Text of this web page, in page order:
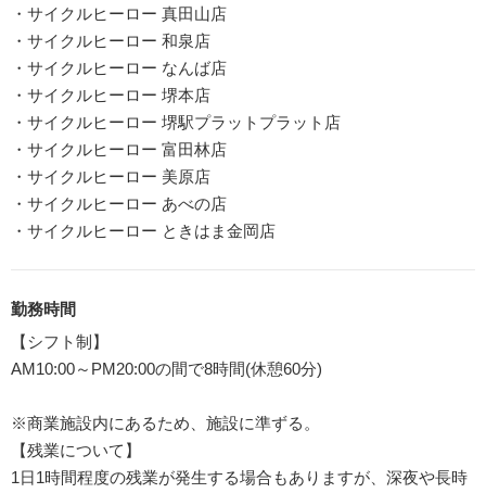
・サイクルヒーロー 真田山店
・サイクルヒーロー 和泉店
・サイクルヒーロー なんば店
・サイクルヒーロー 堺本店
・サイクルヒーロー 堺駅プラットプラット店
・サイクルヒーロー 富田林店
・サイクルヒーロー 美原店
・サイクルヒーロー あべの店
・サイクルヒーロー ときはま金岡店
勤務時間
【シフト制】
AM10:00～PM20:00の間で8時間(休憩60分)
※商業施設内にあるため、施設に準ずる。
【残業について】
1日1時間程度の残業が発生する場合もありますが、深夜や長時